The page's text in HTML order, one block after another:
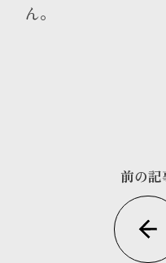
ん。
前の記